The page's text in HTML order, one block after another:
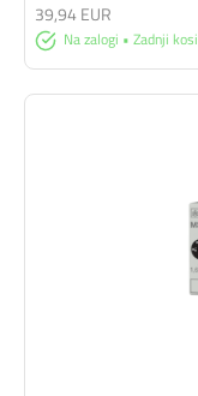
Na zalogi • Zadnji kosi
39,94 EUR